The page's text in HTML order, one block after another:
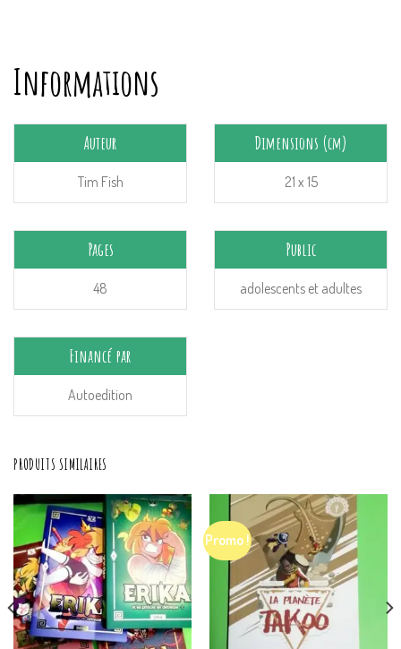
Informations
Auteur
Tim Fish
Dimensions (cm)
21 x 15
Pages
48
Public
adolescents et adultes
Financé par
Autoedition
PRODUITS SIMILAIRES
Promo !